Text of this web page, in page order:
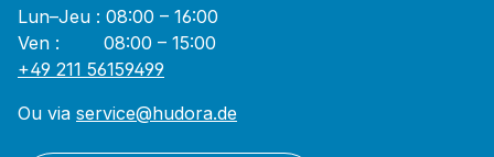
Lun–Jeu : 08:00 – 16:00
Ven : 08:00 – 15:00
+49 211 56159499
Ou via service@hudora.de